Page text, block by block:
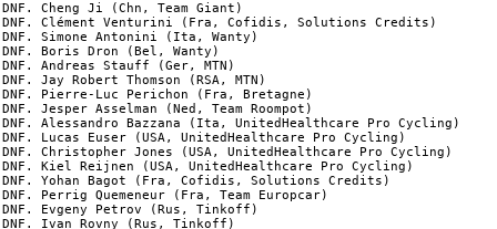
DNF. Cheng Ji (Chn, Team Giant)
DNF. Clément Venturini (Fra, Cofidis, Solutions Credits)
DNF. Simone Antonini (Ita, Wanty)
DNF. Boris Dron (Bel, Wanty)
DNF. Andreas Stauff (Ger, MTN)
DNF. Jay Robert Thomson (RSA, MTN)
DNF. Pierre-Luc Perichon (Fra, Bretagne)
DNF. Jesper Asselman (Ned, Team Roompot)
DNF. Alessandro Bazzana (Ita, UnitedHealthcare Pro Cycling)
DNF. Lucas Euser (USA, UnitedHealthcare Pro Cycling)
DNF. Christopher Jones (USA, UnitedHealthcare Pro Cycling)
DNF. Kiel Reijnen (USA, UnitedHealthcare Pro Cycling)
DNF. Yohan Bagot (Fra, Cofidis, Solutions Credits)
DNF. Perrig Quemeneur (Fra, Team Europcar)
DNF. Evgeny Petrov (Rus, Tinkoff)
DNF. Ivan Rovny (Rus, Tinkoff)